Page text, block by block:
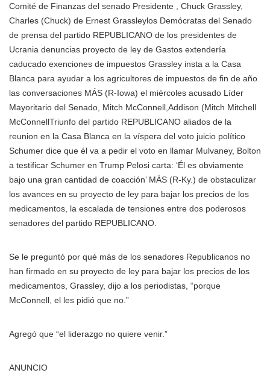
Comité de Finanzas del senado Presidente
, Chuck Grassley,
Charles (Chuck) de Ernest Grassleylos Demócratas del Senado
de prensa del partido REPUBLICANO de los presidentes de
Ucrania denuncias proyecto de ley de Gastos extendería
caducado exenciones de impuestos Grassley insta a la Casa
Blanca para ayudar a los agricultores de impuestos de fin de año
las conversaciones MÁS (R-Iowa) el miércoles acusado Líder
Mayoritario del Senado, Mitch McConnell, Addison (Mitch Mitchell
McConnellTriunfo del partido REPUBLICANO aliados de la
reunion en la Casa Blanca en la víspera del voto juicio político
Schumer dice que él va a pedir el voto en llamar Mulvaney, Bolton
a testificar Schumer en Trump Pelosi carta: ‘Él es obviamente
bajo una gran cantidad de coacción’ MÁS (R-Ky.) de obstaculizar
los avances en su proyecto de ley para bajar los precios de los
medicamentos, la escalada de tensiones entre dos poderosos
senadores del partido REPUBLICANO.
Se le preguntó por qué más de los senadores Republicanos no
han firmado en su proyecto de ley para bajar los precios de los
medicamentos, Grassley, dijo a los periodistas, “porque
McConnell, el les pidió que no.”
Agregó que “el liderazgo no quiere venir.”
ANUNCIO